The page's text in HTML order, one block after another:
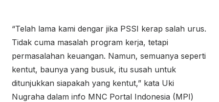
“Telah lama kami dengar jika PSSI kerap salah urus.
Tidak cuma masalah program kerja, tetapi
permasalahan keuangan. Namun, semuanya seperti
kentut, baunya yang busuk, itu susah untuk
ditunjukkan siapakah yang kentut,” kata Uki
Nugraha dalam info MNC Portal Indonesia (MPI)